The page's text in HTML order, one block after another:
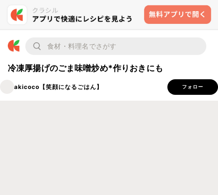
冷凍厚揚げのごま味噌炒め*作りおきにも
akicoco【笑顔になるごはん】 フォロー